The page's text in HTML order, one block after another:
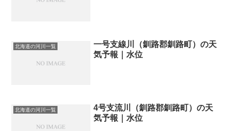
北海道の河川一覧
一号支線川（釧路郡釧路町）の天
気予報｜水位
北海道の河川一覧
4号支流川（釧路郡釧路町）の天
気予報｜水位